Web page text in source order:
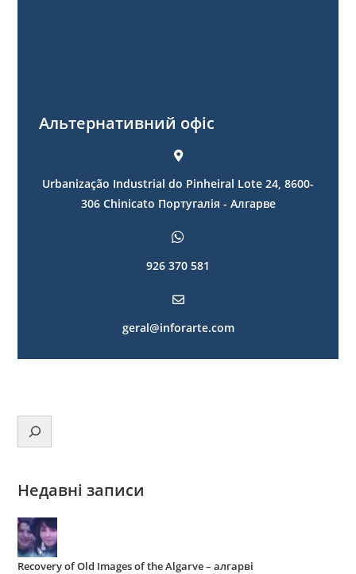
Альтернативний офіс
Urbanização Industrial do Pinheiral Lote 24, 8600-
306 Chinicato Португалія - Алгарве
926 370 581
geral@inforarte.com
Недавні записи
Recovery of Old Images of the Algarve– алгарві